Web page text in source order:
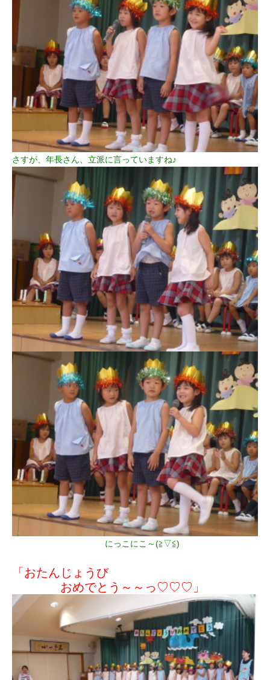
さすが、年長さん、立派に言っていますね♪
にっこにこ～(≧▽≦)
「おたんじょうび
おめでとう～～っ♡♡♡」